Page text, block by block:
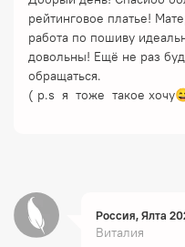
рейтинговое платье!
работа по пошиву
довольны! Ещё не раз
обращаться.
( p.s я тоже такое
Россия, Ялта
Виталия